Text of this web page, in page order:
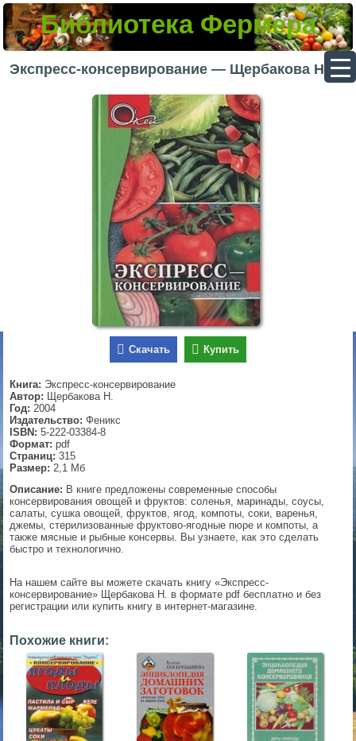
Библиотека Фермера
Экспресс-консервирование — Щербакова Н.
Скачать Купить
Книга: Экспресс-консервирование
Автор: Щербакова Н.
Год: 2004
Издательство: Феникс
ISBN: 5-222-03384-8
Формат: pdf
Страниц: 315
Размер: 2,1 Мб
Описание: В книге предложены современные способы
консервирования овощей и фруктов: соленья, маринады, соусы,
салаты, сушка овощей, фруктов, ягод, компоты, соки, варенья,
джемы, стерилизованные фруктово-ягодные пюре и компоты, а
также мясные и рыбные консервы. Вы узнаете, как это сделать
быстро и технологично.
На нашем сайте вы можете скачать книгу «Экспресс-
консервирование» Щербакова Н. в формате pdf бесплатно и без
регистрации или купить книгу в интернет-магазине.
Похожие книги:
▼
▼
▼
▼